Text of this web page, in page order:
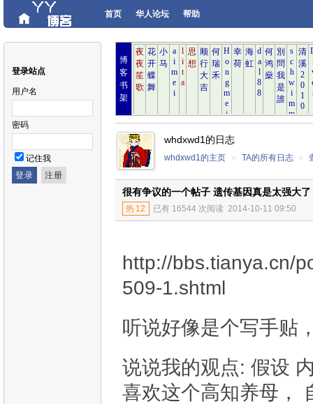
首页 华人论坛 帮助
登录站点
用户名
密码
记住我
博
客
书
架
whdxwd1的日志
whdxwd1的主页 » TA的所有日志 »
很有争议的一个帖子 遗传基因真是太强大
热 12 已有 16544 次阅读 2014-10-11 09:50
http://bbs.tianya.cn/
509-1.shtml
听说好像是个写手贴
说说我的观点: 假设
喜欢这个高知养母，